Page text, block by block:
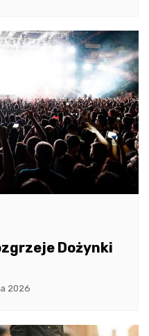
Dożynki
2026